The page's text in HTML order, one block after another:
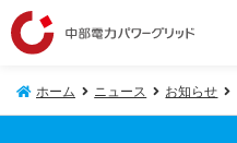
ホーム ニュース お知らせ